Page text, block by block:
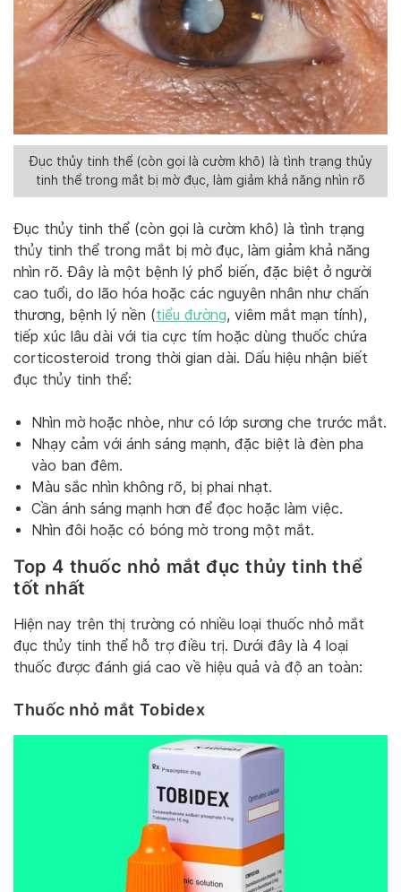
Đục thủy tinh thể (còn gọi là cườm khô) là tình trạng thủy
tinh thể trong mắt bị mờ đục, làm giảm khả năng nhìn rõ
Đục thủy tinh thể (còn gọi là cườm khô) là tình trạng
thủy tinh thể trong mắt bị mờ đục, làm giảm khả năng
nhìn rõ. Đây là một bệnh lý phổ biến, đặc biệt ở người
cao tuổi, do lão hóa hoặc các nguyên nhân như chấn
thương, bệnh lý nền (tiểu đường, viêm mắt mạn tính),
tiếp xúc lâu dài với tia cực tím hoặc dùng thuốc chứa
corticosteroid trong thời gian dài. Dấu hiệu nhận biết
đục thủy tinh thể:
Nhìn mờ hoặc nhòe, như có lớp sương che trước mắt.
Nhạy cảm với ánh sáng mạnh, đặc biệt là đèn pha
vào ban đêm.
Màu sắc nhìn không rõ, bị phai nhạt.
Cần ánh sáng mạnh hơn để đọc hoặc làm việc.
Nhìn đôi hoặc có bóng mờ trong một mắt.
Top 4 thuốc nhỏ mắt đục thủy tinh thể
tốt nhất
Hiện nay trên thị trường có nhiều loại thuốc nhỏ mắt
đục thủy tinh thể hỗ trợ điều trị. Dưới đây là 4 loại
thuốc được đánh giá cao về hiệu quả và độ an toàn:
Thuốc nhỏ mắt Tobidex